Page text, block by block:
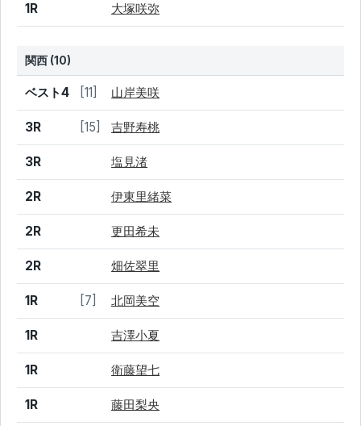
1R 大塚咲弥
関西 (10)
結果 シード 選手名
ベスト4 [11] 山岸美咲
3R [15] 吉野寿桃
3R 塩見渚
2R 伊東里緒菜
2R 更田希未
2R 畑佐翠里
1R [7] 北岡美空
1R 吉澤小夏
1R 衛藤望七
1R 藤田梨央